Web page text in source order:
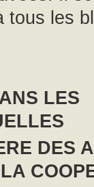
tous les
LES
DES